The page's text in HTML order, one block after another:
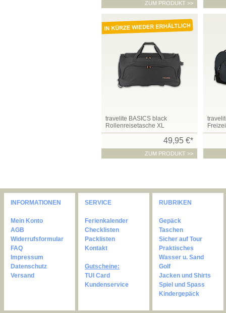
ZUM PRODUKT >>
travelite BASICS black
Rollenreisetasche XL
49,95 €*
ZUM PRODUKT >>
INFORMATIONEN
Mein Konto
AGB
Widerrufsformular
FAQ
Impressum
Datenschutz
Versand
SERVICE
Ferienkalender
Checklisten
Packlisten
Kontakt
Gutscheine:
TUI Card
Kundenservice
RUBRIKEN
Gepäck
Taschen
Sicher auf Tour
Praktisches
Wasser u. Sand
Golf
Jacken und Shirts
Spiel und Spass
Kindergepäck